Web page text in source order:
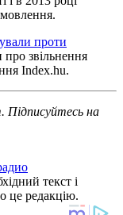
мовлення.
проти
про звільнення
Index.hu.
Підписуйтесь на
текст і
це редакцію.